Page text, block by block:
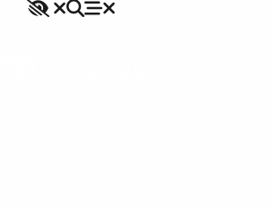
Accessibilité
Rechercher